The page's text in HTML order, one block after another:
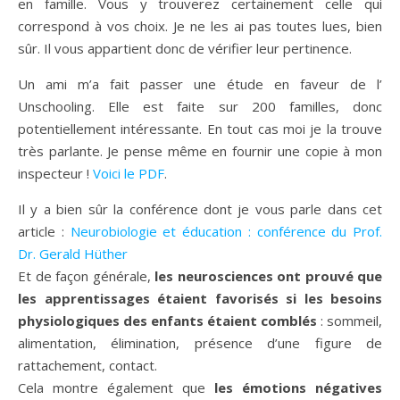
en famille. Vous y trouverez certainement celle qui
correspond à vos choix. Je ne les ai pas toutes lues, bien
sûr. Il vous appartient donc de vérifier leur pertinence.
Un ami m’a fait passer une étude en faveur de l’
Unschooling. Elle est faite sur 200 familles, donc
potentiellement intéressante. En tout cas moi je la trouve
très parlante. Je pense même en fournir une copie à mon
inspecteur ! Voici le PDF.
Il y a bien sûr la conférence dont je vous parle dans cet
article : Neurobiologie et éducation : conférence du Prof.
Dr. Gerald Hüther
Et de façon générale, les neurosciences ont prouvé que
les apprentissages étaient favorisés si les besoins
physiologiques des enfants étaient comblés : sommeil,
alimentation, élimination, présence d’une figure de
rattachement, contact.
Cela montre également que les émotions négatives